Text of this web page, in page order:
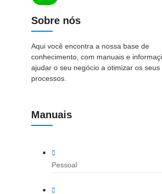
Sobre nós
Aqui você encontra a nossa base de
conhecimento, com manuais e
ajudar o seu negócio a otimizar os seus
processos.
Manuais
Pessoal